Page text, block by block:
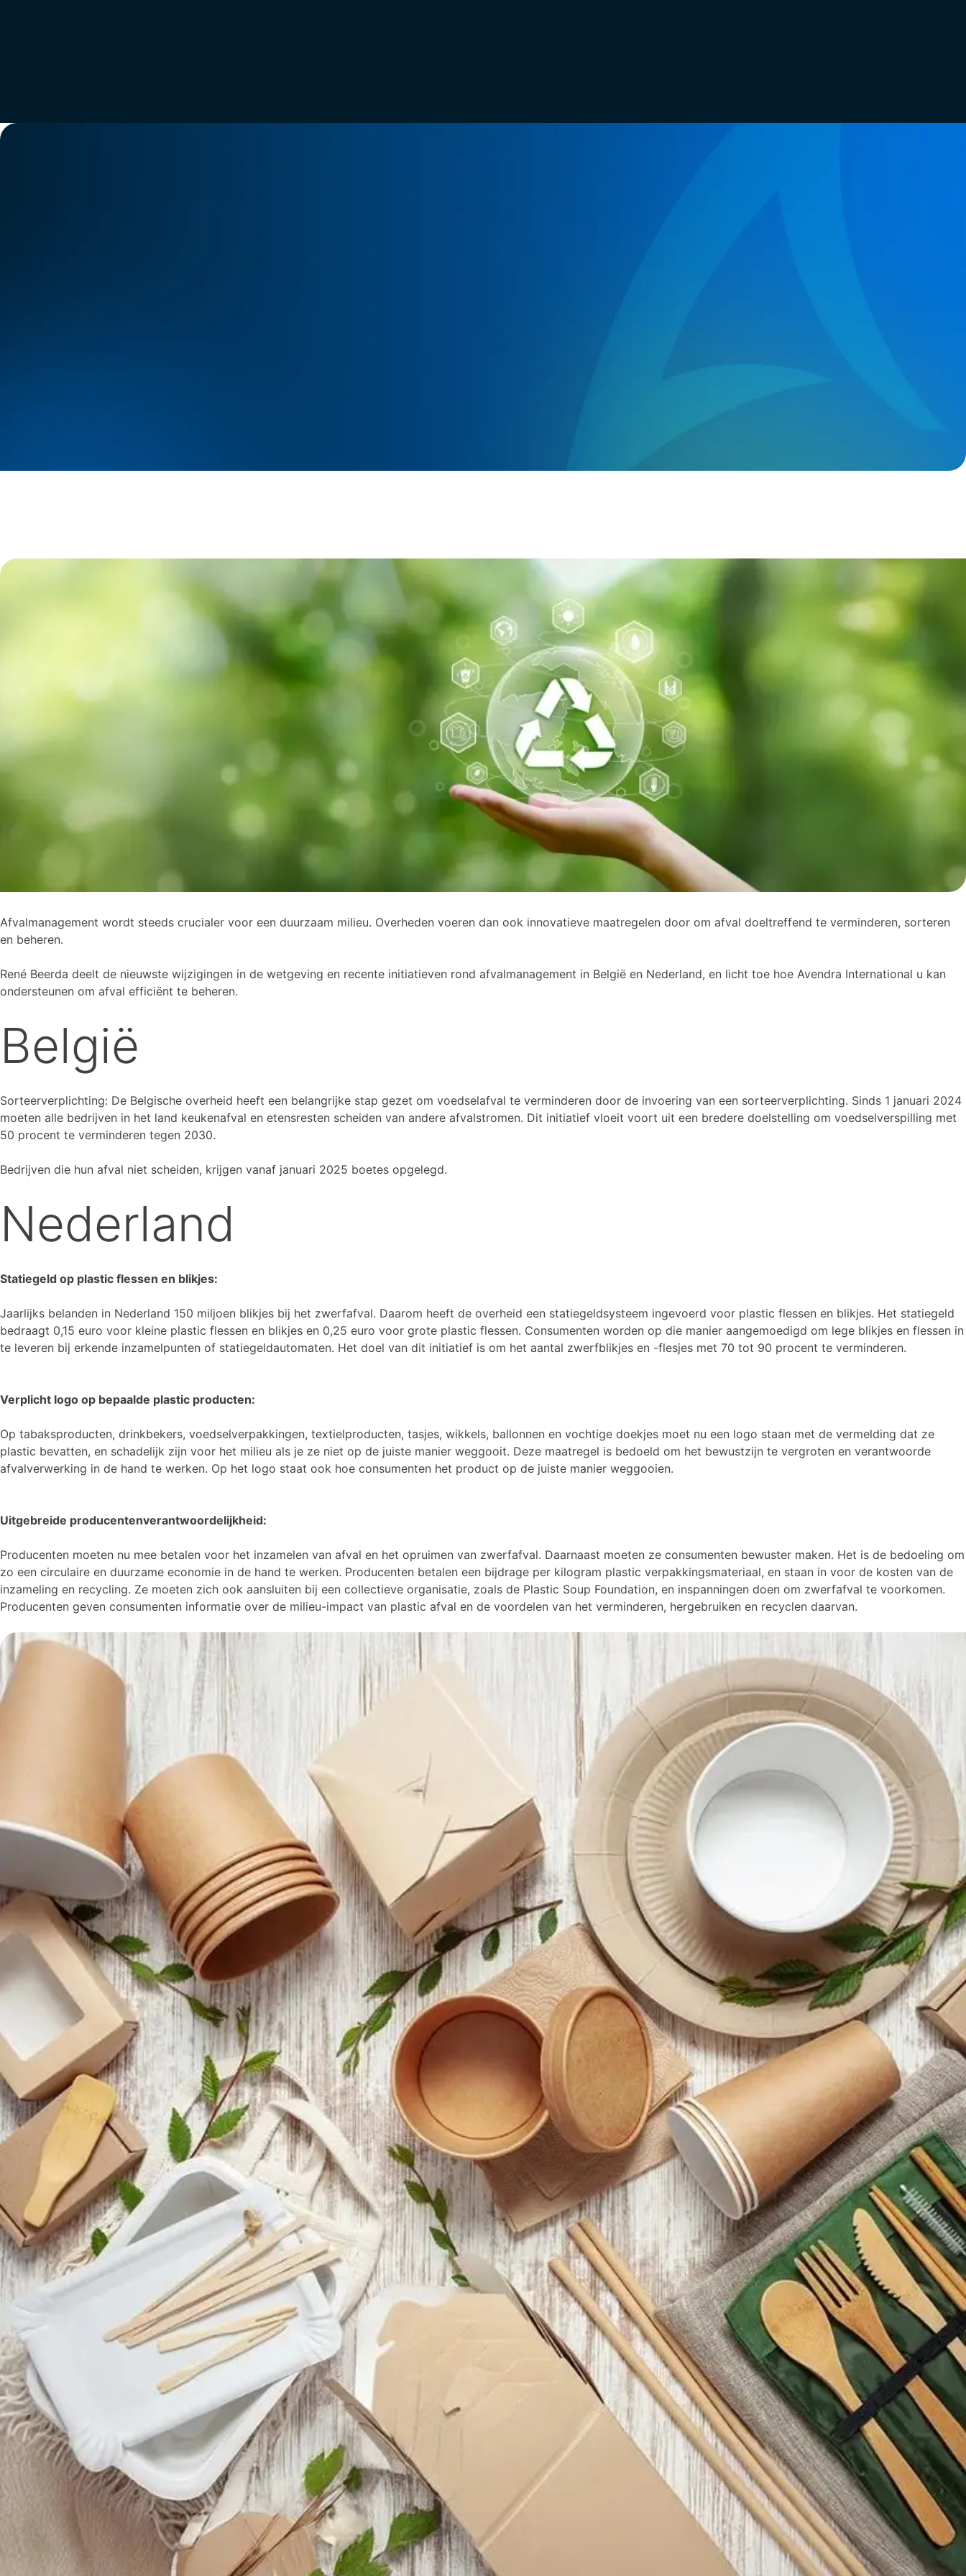
Afvalmanagement wordt steeds crucialer voor een duurzaam milieu. Overheden voeren dan ook innovatieve maatregelen door om afval doeltreffend te verminderen, sorteren
en beheren.
René Beerda deelt de nieuwste wijzigingen in de wetgeving en recente initiatieven rond afvalmanagement in België en Nederland, en licht toe hoe Avendra International u kan
ondersteunen om afval efficiënt te beheren.
België
Sorteerverplichting: De Belgische overheid heeft een belangrijke stap gezet om voedselafval te verminderen door de invoering van een sorteerverplichting. Sinds 1 januari 2024
moeten alle bedrijven in het land keukenafval en etensresten scheiden van andere afvalstromen. Dit initiatief vloeit voort uit een bredere doelstelling om voedselverspilling met
50 procent te verminderen tegen 2030.
Bedrijven die hun afval niet scheiden, krijgen vanaf januari 2025 boetes opgelegd.
Nederland
Statiegeld op plastic flessen en blikjes:
Jaarlijks belanden in Nederland 150 miljoen blikjes bij het zwerfafval. Daarom heeft de overheid een statiegeldsysteem ingevoerd voor plastic flessen en blikjes. Het statiegeld
bedraagt 0,15 euro voor kleine plastic flessen en blikjes en 0,25 euro voor grote plastic flessen. Consumenten worden op die manier aangemoedigd om lege blikjes en flessen in
te leveren bij erkende inzamelpunten of statiegeldautomaten. Het doel van dit initiatief is om het aantal zwerfblikjes en -flesjes met 70 tot 90 procent te verminderen.
Verplicht logo op bepaalde plastic producten:
Op tabaksproducten, drinkbekers, voedselverpakkingen, textielproducten, tasjes, wikkels, ballonnen en vochtige doekjes moet nu een logo staan met de vermelding dat ze
plastic bevatten, en schadelijk zijn voor het milieu als je ze niet op de juiste manier weggooit. Deze maatregel is bedoeld om het bewustzijn te vergroten en verantwoorde
afvalverwerking in de hand te werken. Op het logo staat ook hoe consumenten het product op de juiste manier weggooien.
Uitgebreide producentenverantwoordelijkheid:
Producenten moeten nu mee betalen voor het inzamelen van afval en het opruimen van zwerfafval. Daarnaast moeten ze consumenten bewuster maken. Het is de bedoeling om
zo een circulaire en duurzame economie in de hand te werken. Producenten betalen een bijdrage per kilogram plastic verpakkingsmateriaal, en staan in voor de kosten van de
inzameling en recycling. Ze moeten zich ook aansluiten bij een collectieve organisatie, zoals de Plastic Soup Foundation, en inspanningen doen om zwerfafval te voorkomen.
Producenten geven consumenten informatie over de milieu-impact van plastic afval en de voordelen van het verminderen, hergebruiken en recyclen daarvan.